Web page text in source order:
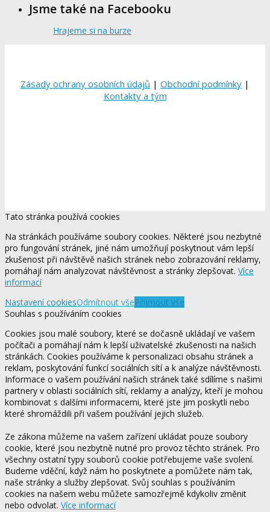
Jsme také na Facebooku
Hrajeme si na burze
Zásady ochrany osobních údajů | Obchodní podmínky |
Kontakty a tým
Tato stránka používá cookies
Na stránkách používáme soubory cookies. Některé jsou nezbytné
pro fungování stránek, jiné nám umožňují poskytnout vám lepší
zkušenost při návštěvě našich stránek nebo zobrazování reklamy,
pomáhají nám analyzovat návštěvnost a stránky zlepšovat. Více
informací
Nastavení cookiesOdmítnout všePřijmout vše
Souhlas s používáním cookies
Cookies jsou malé soubory, které se dočasně ukládají ve vašem
počítači a pomáhají nám k lepší uživatelské zkušenosti na našich
stránkách. Cookies používáme k personalizaci obsahu stránek a
reklam, poskytování funkcí sociálních sítí a k analýze návštěvnosti.
Informace o vašem používání našich stránek také sdílíme s našimi
partnery v oblasti sociálních sítí, reklamy a analýzy, kteří je mohou
kombinovat s dalšími informacemi, které jste jim poskytli nebo
které shromáždili při vašem používání jejich služeb.
Ze zákona můžeme na vašem zařízení ukládat pouze soubory
cookie, které jsou nezbytně nutné pro provoz těchto stránek. Pro
všechny ostatní typy souborů cookie potřebujeme vaše svolení.
Budeme vděční, když nám ho poskytnete a pomůžete nám tak,
naše stránky a služby zlepšovat. Svůj souhlas s používáním
cookies na našem webu můžete samozřejmě kdykoliv změnit
nebo odvolat. Více informací